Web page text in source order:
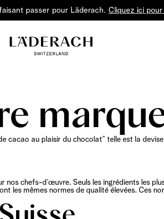
passer pour Läderach. Cliquez ici
de la joie
formela
chocolat: un art à
cacao au plaisir du chocolat” telle est la
chefs-d’œuvre. Seuls les ingrédients les
mêmes normes de qualité élevées. Ces